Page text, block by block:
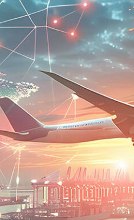
سمارت
ملتزم بتقديم أعلى مستوى من
في الخدمة